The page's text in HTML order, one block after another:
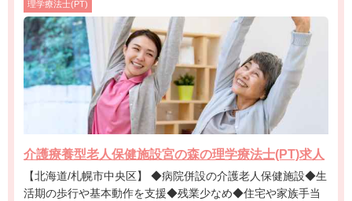
理学療法士(PT)
介護療養型老人保健施設宮の森の理学療法士(PT)求人
【北海道/札幌市中央区】 ◆病院併設の介護老人保健施設◆生
活期の歩行や基本動作を支援◆残業少なめ◆住宅や家族手当